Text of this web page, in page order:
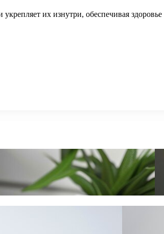
их изнутри, обеспечивая здоровье